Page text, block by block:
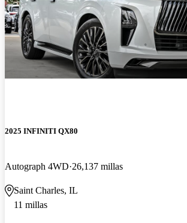
2025 INFINITI QX80
Autograph 4WD 26,137 millas
Saint Charles, IL
11 millas